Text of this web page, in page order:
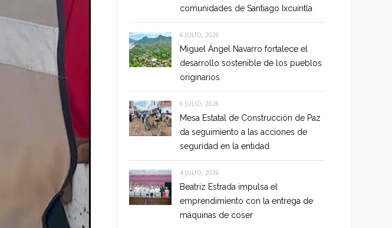
comunidades de Santiago Ixcuintla
6 JULIO, 2026
Miguel Ángel Navarro fortalece el
desarrollo sostenible de los pueblos
originarios
6 JULIO, 2026
Mesa Estatal de Construcción de Paz
da seguimiento a las acciones de
seguridad en la entidad
4 JULIO, 2026
Beatriz Estrada impulsa el
emprendimiento con la entrega de
máquinas de coser